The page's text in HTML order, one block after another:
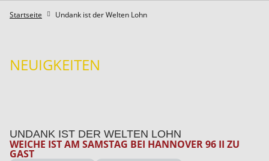
Startseite  Undank ist der Welten Lohn
NEUIGKEITEN
UNDANK IST DER WELTEN LOHN
WEICHE IST AM SAMSTAG BEI HANNOVER 96 II ZU
GAST